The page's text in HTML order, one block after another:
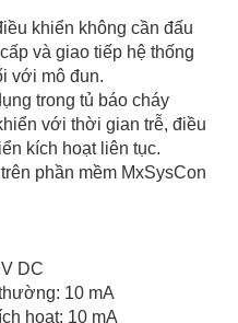
khiển không cần đấu
và giao tiếp hệ thống
với mô đun.
trong tủ báo cháy
với thời gian trễ, điều
kích hoạt liên tục.
phần mềm MxSysCon
DC
10 mA
hoạt: 10 mA